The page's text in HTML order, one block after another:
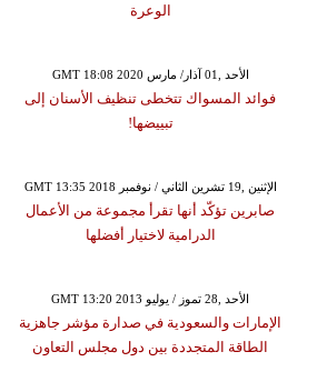
الوعرة
GMT 18:08 2020 الأحد ,01 آذار/ مارس
فوائد المسواك تتخطى تنظيف الأسنان إلى
تبييضها!
GMT 13:35 2018 الإثنين ,19 تشرين الثاني / نوفمبر
صابرين تؤكّد أنها تقرأ مجموعة من الأعمال
الدرامية لاختيار أفضلها
GMT 13:20 2013 الأحد ,28 تموز / يوليو
الإمارات والسعودية في صدارة مؤشر جاهزية
الطاقة المتجددة بين دول مجلس التعاون